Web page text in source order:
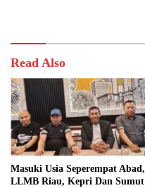
Read Also
Masuki Usia Seperempat Abad,
LLMB Riau, Kepri Dan Sumut